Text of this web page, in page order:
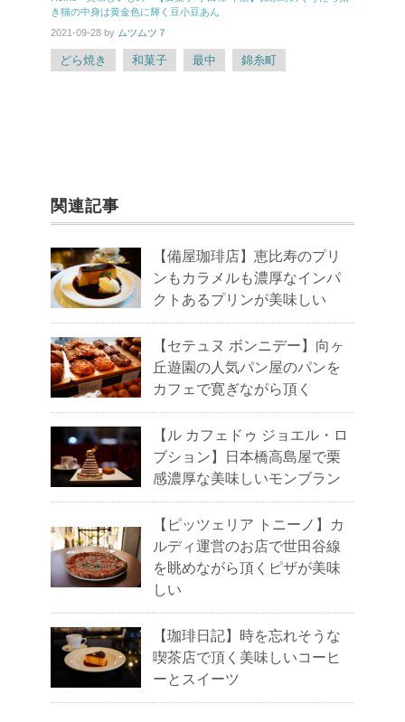
き猫の中身は黄金色に輝く豆小豆あん
2021-09-28 by ムツムツ７
どら焼き 和菓子 最中 錦糸町
関連記事
【備屋珈琲店】恵比寿のプリ
ンもカラメルも濃厚なインパ
クトあるプリンが美味しい
【セテュヌ ボンニデー】向ヶ
丘遊園の人気パン屋のパンを
カフェで寛ぎながら頂く
【ル カフェドゥ ジョエル・ロ
ブション】日本橋高島屋で栗
感濃厚な美味しいモンブラン
【ピッツェリア トニーノ】カ
ルディ運営のお店で世田谷線
を眺めながら頂くピザが美味
しい
【珈琲日記】時を忘れそうな
喫茶店で頂く美味しいコーヒ
ーとスイーツ